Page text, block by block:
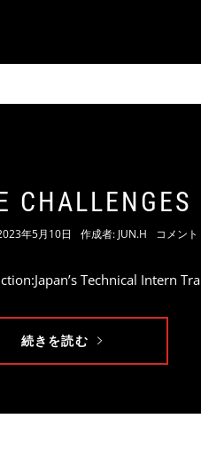
年5月10日 作成者: JUN.H コメント
Technical Intern
続きを読む